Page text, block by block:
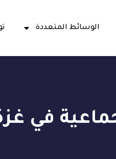
الوسائط المتعددة
في